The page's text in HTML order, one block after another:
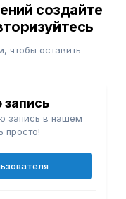
создайте
чтобы оставить
запись в нашем
просто!